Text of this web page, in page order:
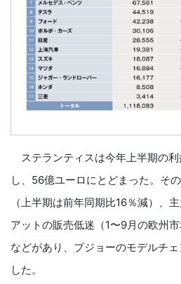
ステランティスは今年上半期の
し、56億ユーロにとどまった。そ
（上半期は前年同期比16％減）、
アットの販売低迷（1〜9月の欧州
などがあり、プジョーのモデルチ
した。